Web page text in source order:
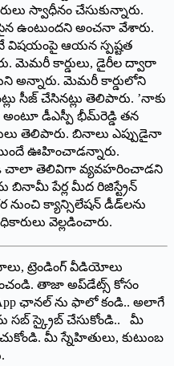
స్వాధీనం చేసుకున్నారు.
ఉంటుందని అంచనా వేశారు.
విషయంపై ఆయన స్పష్టత
మెమరీ కార్డులు, డైరీల ద్వారా
అన్నారు. మెమరీ కార్డులోని
సీజ్‌ ‌చేసినట్లు తెలిపారు. ’నాకు
అంటూ డీఎస్పీ భీమ్‌రెడ్డి తన
తెలిపారు. బినాలు ఎప్పుడైనా
ఊహించాడన్నారు.
చాలా తెలివిగా వ్యవహరించాడని
బినామీ పేర్ల మీద రిజిస్ట్రేన్‌
క్యాన్సిలేషన్‌ ‌డీడ్‌లను
వెల్లడించారు.
ట్రెండింగ్ వీడియోలు
తాజా అప్‌డేట్స్ కోసం
ఛానల్ ను ఫాలో కండి.. అలాగే
సబ్ స్క్రైబ్ చేసుకోండి.. మీ
మీ స్నేహితులు, కుటుంబ